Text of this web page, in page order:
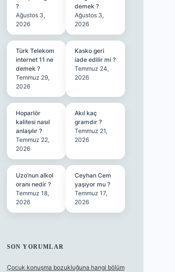
?
Ağustos 3,
2026
demek ?
Ağustos 3,
2026
Türk Telekom
internet 11 ne
demek ?
Temmuz 29,
2026
Kasko geri
iade edilir mi ?
Temmuz 24,
2026
Hoparlör
kalitesi nasıl
anlaşılır ?
Temmuz 22,
2026
Akıl kaç
gramdır ?
Temmuz 21,
2026
Uzo’nun alkol
oranı nedir ?
Temmuz 18,
2026
Ceyhan Cem
yaşıyor mu ?
Temmuz 17,
2026
SON YORUMLAR
Çocuk konuşma bozukluğuna hangi bölüm